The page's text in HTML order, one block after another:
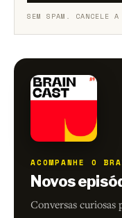
SEM SPAM. CANCELE A
ACOMPANHE O
Novos
Conversas curiosas